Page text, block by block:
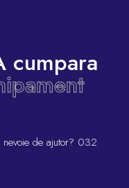
cumpara
de ajutor? 032